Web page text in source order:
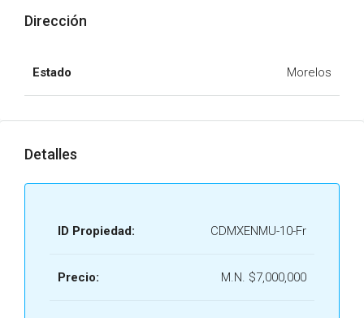
Dirección
Estado Morelos
Detalles
ID Propiedad: CDMXENMU-10-Fr
Precio: M.N. $7,000,000